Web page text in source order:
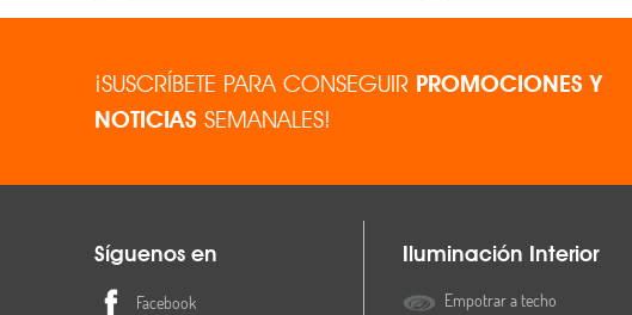
¡SUSCRÍBETE PARA CONSEGUIR PROMOCIONES Y
NOTICIAS SEMANALES!
Síguenos en
Facebook
Iluminación Interior
Empotrar a techo